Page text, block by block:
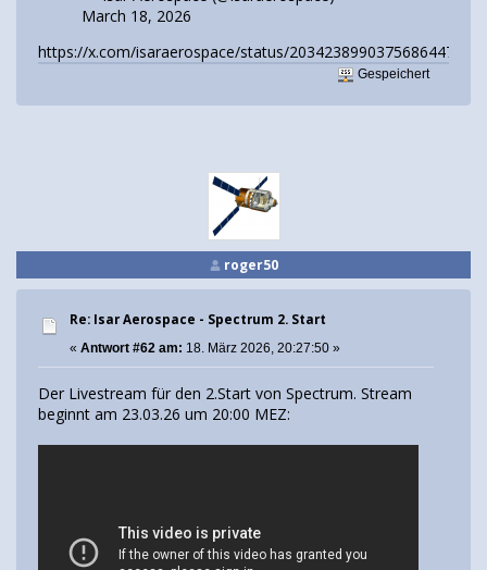
March 18, 2026
https://x.com/isaraerospace/status/2034238990375686447
Gespeichert
roger50
Re: Isar Aerospace - Spectrum 2. Start
« Antwort #62 am: 18. März 2026, 20:27:50 »
Der Livestream für den 2.Start von Spectrum. Stream
beginnt am 23.03.26 um 20:00 MEZ: